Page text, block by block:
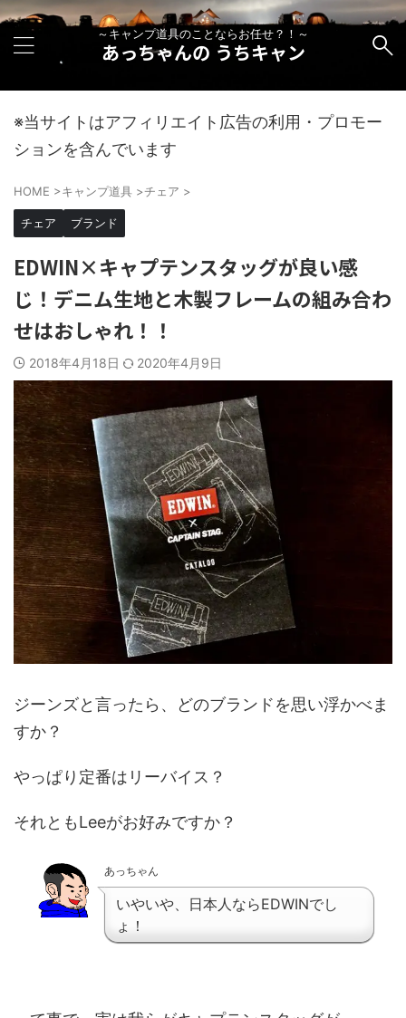
～キャンプ道具のことならお任せ？！～
あっちゃんの うちキャン
※当サイトはアフィリエイト広告の利用・プロモー
ションを含んでいます
HOME >キャンプ道具 >チェア >
チェア ブランド
EDWIN×キャプテンスタッグが良い感
じ！デニム生地と木製フレームの組み合わ
せはおしゃれ！！
2018年4月18日 2020年4月9日
ジーンズと言ったら、どのブランドを思い浮かべま
すか？
やっぱり定番はリーバイス？
それともLeeがお好みですか？
あっちゃん
いやいや、日本人ならEDWINでし
ょ！